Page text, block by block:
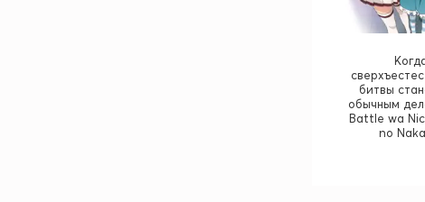
битвы
обычным
Battle wa
no